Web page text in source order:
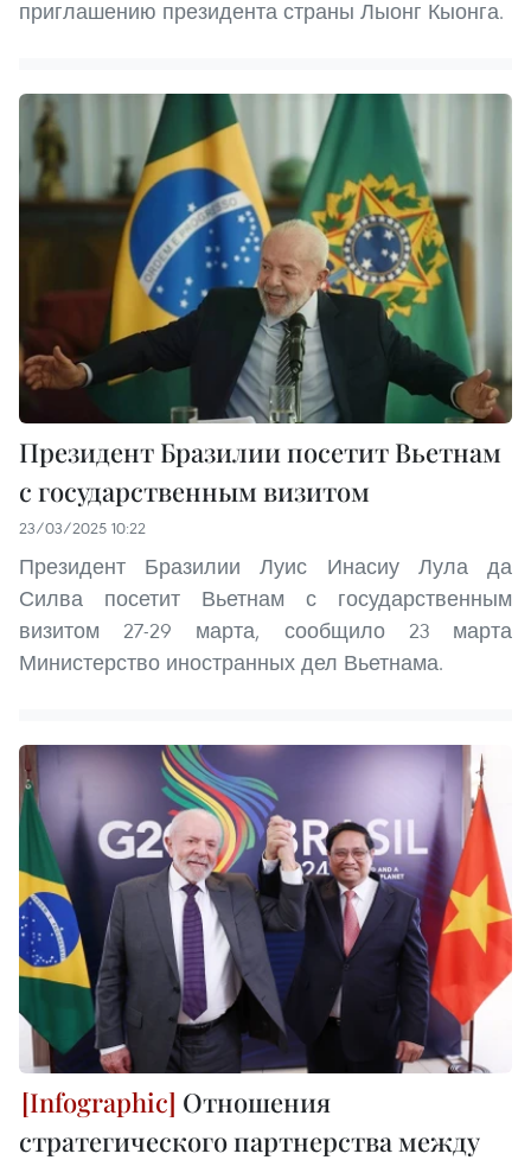
приглашению президента страны Лыонг Кыонга.
Президент Бразилии посетит Вьетнам
с государственным визитом
23/03/2025 10:22
Президент Бразилии Луис Инасиу Лула да
Силва посетит Вьетнам с государственным
визитом 27-29 марта, сообщило 23 марта
Министерство иностранных дел Вьетнама.
Отношения
стратегического партнерства между